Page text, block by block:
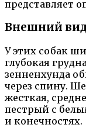
представляет
Внешний вид
У этих собак
глубокая
зенненхунда
через спину.
жесткая,
пестрый с
и конечностях.